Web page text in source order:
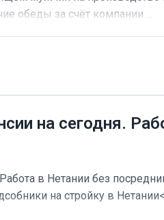
обеды за счёт компании ...
на сегодня.
в Нетании без
на стройку в